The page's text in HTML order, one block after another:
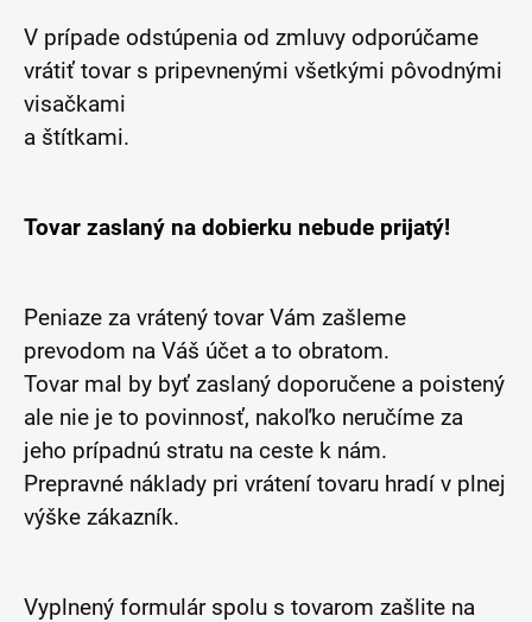
V prípade odstúpenia od zmluvy odporúčame
vrátiť tovar s pripevnenými všetkými pôvodnými
visačkami
a štítkami.
Tovar zaslaný na dobierku nebude prijatý!
Peniaze za vrátený tovar Vám zašleme
prevodom na Váš účet a to obratom.
Tovar mal by byť zaslaný doporučene a poistený
ale nie je to povinnosť, nakoľko neručíme za
jeho prípadnú stratu na ceste k nám.
Prepravné náklady pri vrátení tovaru hradí v plnej
výške zákazník.
Vyplnený formulár spolu s tovarom zašlite na